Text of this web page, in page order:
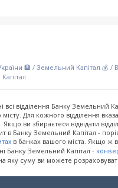
🏦 / Земельний Капітал 💰 /
всі відділення Банку Земельний
місту. Для кожного відділення
ви збираєтеся відвідати
в Банку Земельний Капітал -
в банках вашого міста. Якщо ж
Банку Земельний Капітал -
яку суму ви можете